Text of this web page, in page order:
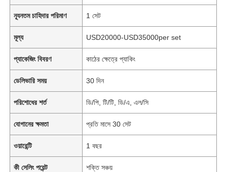
ন্যূনতম চাহিদার পরিমাণ 1 সেট
মূল্য USD20000-USD35000per set
প্যাকেজিং বিবরণ কাঠের ক্ষেত্রে প্যাকিং
ডেলিভারি সময় 30 দিন
পরিশোধের শর্ত ডি/পি, টি/টি, ডি/এ, এল/সি
যোগানের ক্ষমতা প্রতি মাসে 30 সেট
ওয়ারেন্টি 1 বছর
কী সেলিং পয়েন্ট শক্তি সঞ্চয়